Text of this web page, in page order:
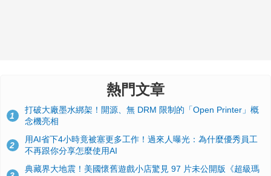
熱門文章
1
打破大廠墨水綁架！開源、無 DRM 限制的「Open Printer」概
念機亮相
2
用AI省下4小時竟被塞更多工作！過來人曝光：為什麼優秀員工
不再跟你分享怎麼使用AI
典藏界大地震！美國懷舊遊戲小店驚見 97 片未公開版《超級瑪